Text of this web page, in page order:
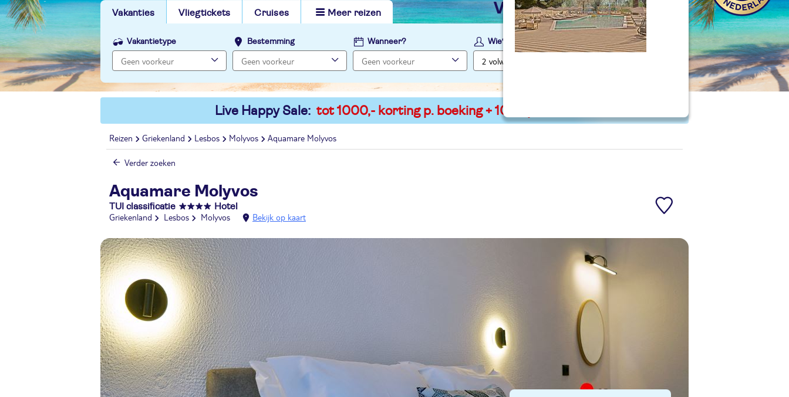
Vakanties Vliegtickets Cruises Meer reizen vind jouw ideale vakantie
Vakantietype Bestemming Wanneer? Wie?
Live Happy Sale: tot 1000,- korting p. boeking + 100,- p. kind
Reizen Griekenland Lesbos Molyvos Aquamare Molyvos
Verder zoeken
Aquamare Molyvos
TUI classificatie Hotel
Griekenland Lesbos Molyvos Bekijk op kaart